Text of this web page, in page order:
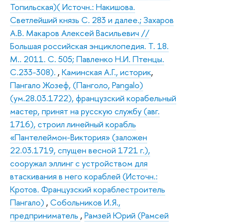
Топильская)( Источн.: Накишова.
Светлейший князь С. 283 и далее.; Захаров
А.В. Макаров Алексей Васильевич //
Большая российская энциклопедия. Т. 18.
М.. 2011. С. 505; Павленко Н.И. Птенцы.
С.233-308). , Каминская А.Г., историк,
Пангало Жозеф, (Панголо, Pangalo)
(ум.28.03.1722), французский корабельный
мастер, принят на русскую службу (авг.
1716), строил линейный корабль
«Пантелеймон-Виктория» (заложен
22.03.1719, спущен весной 1721 г.),
сооружал эллинг с устройством для
втаскивания в него кораблей (Источн.:
Кротов. Французский кораблестроитель
Пангало) , Собольников И.Я.,
предприниматель , Рамзей Юрий (Рамсей